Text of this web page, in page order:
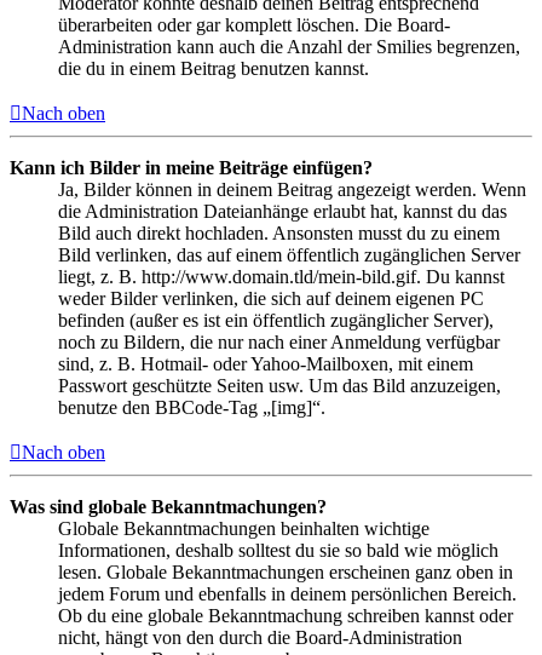
überarbeiten oder gar komplett löschen. Die Board-
Administration kann auch die Anzahl der Smilies begrenzen,
die du in einem Beitrag benutzen kannst.
Nach oben
Kann ich Bilder in meine Beiträge einfügen?
Ja, Bilder können in deinem Beitrag angezeigt werden. Wenn
die Administration Dateianhänge erlaubt hat, kannst du das
Bild auch direkt hochladen. Ansonsten musst du zu einem
Bild verlinken, das auf einem öffentlich zugänglichen Server
liegt, z. B. http://www.domain.tld/mein-bild.gif. Du kannst
weder Bilder verlinken, die sich auf deinem eigenen PC
befinden (außer es ist ein öffentlich zugänglicher Server),
noch zu Bildern, die nur nach einer Anmeldung verfügbar
sind, z. B. Hotmail- oder Yahoo-Mailboxen, mit einem
Passwort geschützte Seiten usw. Um das Bild anzuzeigen,
benutze den BBCode-Tag „[img]“.
Nach oben
Was sind globale Bekanntmachungen?
Globale Bekanntmachungen beinhalten wichtige
Informationen, deshalb solltest du sie so bald wie möglich
lesen. Globale Bekanntmachungen erscheinen ganz oben in
jedem Forum und ebenfalls in deinem persönlichen Bereich.
Ob du eine globale Bekanntmachung schreiben kannst oder
nicht, hängt von den durch die Board-Administration